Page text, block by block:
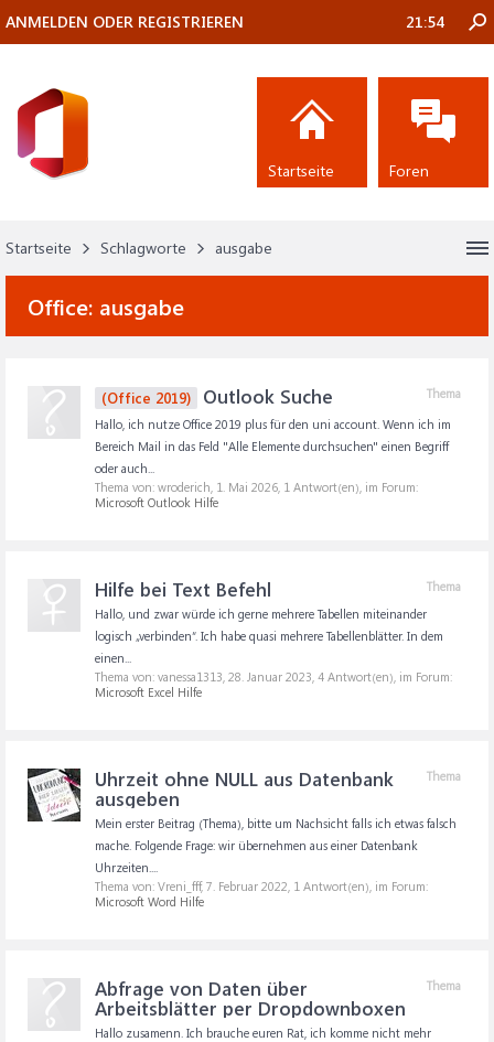
Startseite Schlagworte ausgabe
Office: ausgabe
Thema
(Office 2019) Outlook Suche
Hallo, ich nutze Office 2019 plus für den uni account. Wenn ich im
Bereich Mail in das Feld "Alle Elemente durchsuchen" einen Begriff
oder auch...
Thema von: wroderich, 1. Mai 2026, 1 Antwort(en), im Forum:
Microsoft Outlook Hilfe
Thema
Hilfe bei Text Befehl
Hallo, und zwar würde ich gerne mehrere Tabellen miteinander
logisch „verbinden“. Ich habe quasi mehrere Tabellenblätter. In dem
einen...
Thema von: vanessa1313, 28. Januar 2023, 4 Antwort(en), im Forum:
Microsoft Excel Hilfe
Thema
Uhrzeit ohne NULL aus Datenbank
ausgeben
Mein erster Beitrag (Thema), bitte um Nachsicht falls ich etwas falsch
mache. Folgende Frage: wir übernehmen aus einer Datenbank
Uhrzeiten....
Thema von: Vreni_fff, 7. Februar 2022, 1 Antwort(en), im Forum:
Microsoft Word Hilfe
Thema
Abfrage von Daten über
Arbeitsblätter per Dropdownboxen
Hallo zusamenn. Ich brauche euren Rat, ich komme nicht mehr
ANMELDEN ODER REGISTRIEREN 21:54
Startseite Foren